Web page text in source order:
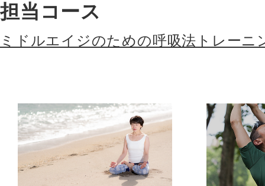
担当コース
ミドルエイジのための呼吸法トレーニ